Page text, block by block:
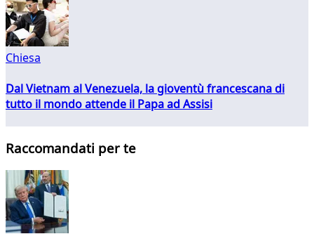
Chiesa
Dal Vietnam al Venezuela, la gioventù francescana di
tutto il mondo attende il Papa ad Assisi
Raccomandati per te